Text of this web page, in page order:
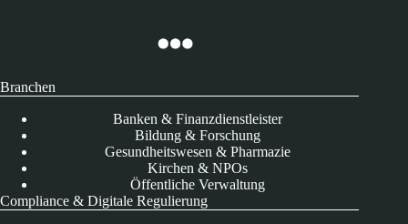
Branchen
Banken & Finanzdienstleister
Bildung & Forschung
Gesundheitswesen & Pharmazie
Kirchen & NPOs
Öffentliche Verwaltung
Compliance & Digitale Regulierung